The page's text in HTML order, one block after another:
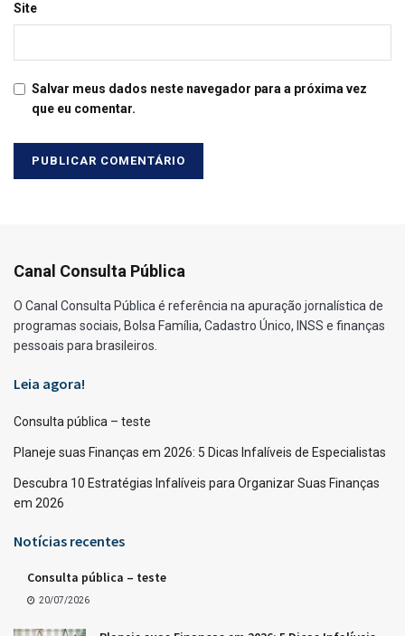
Site
Salvar meus dados neste navegador para a próxima vez
que eu comentar.
Canal Consulta Pública
O Canal Consulta Pública é referência na apuração jornalística de
programas sociais, Bolsa Família, Cadastro Único, INSS e finanças
pessoais para brasileiros.
Leia agora!
Consulta pública – teste
Planeje suas Finanças em 2026: 5 Dicas Infalíveis de Especialistas
Descubra 10 Estratégias Infalíveis para Organizar Suas Finanças
em 2026
Notícias recentes
Consulta pública – teste
20/07/2026